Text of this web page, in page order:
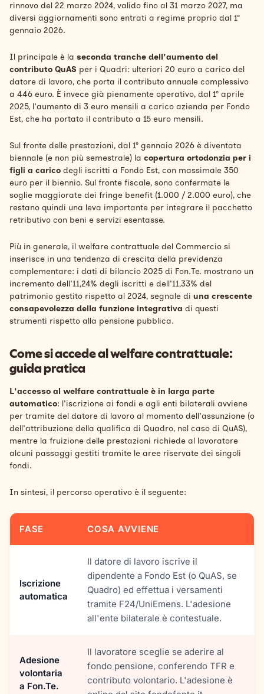
rinnovo del 22 marzo 2024, valido fino al 31 marzo 2027, ma
diversi aggiornamenti sono entrati a regime proprio dal 1°
gennaio 2026.
Il principale è la seconda tranche dell'aumento del
contributo QuAS per i Quadri: ulteriori 20 euro a carico del
datore di lavoro, che porta il contributo annuale complessivo
a 446 euro. È invece già pienamente operativo, dal 1° aprile
2025, l'aumento di 3 euro mensili a carico azienda per Fondo
Est, che ha portato il contributo a 15 euro mensili.
Sul fronte delle prestazioni, dal 1° gennaio 2026 è diventata
biennale (e non più semestrale) la copertura ortodonzia per i
figli a carico degli iscritti a Fondo Est, con massimale 350
euro per il biennio. Sul fronte fiscale, sono confermate le
soglie maggiorate dei fringe benefit (1.000 / 2.000 euro), che
restano quindi una leva importante per integrare il pacchetto
retributivo con beni e servizi esentasse.
Più in generale, il welfare contrattuale del Commercio si
inserisce in una tendenza di crescita della previdenza
complementare: i dati di bilancio 2025 di Fon.Te. mostrano un
incremento dell'11,24% degli iscritti e dell'11,33% del
patrimonio gestito rispetto al 2024, segnale di una crescente
consapevolezza della funzione integrativa di questi
strumenti rispetto alla pensione pubblica.
Come si accede al welfare contrattuale:
guida pratica
L'accesso al welfare contrattuale è in larga parte
automatico: l'iscrizione ai fondi e agli enti bilaterali avviene
per tramite del datore di lavoro al momento dell'assunzione (o
dell'attribuzione della qualifica di Quadro, nel caso di QuAS),
mentre la fruizione delle prestazioni richiede al lavoratore
alcuni passaggi gestiti tramite le aree riservate dei singoli
fondi.
In sintesi, il percorso operativo è il seguente:
FASE COSA AVVIENE
Iscrizione
automatica
Il datore di lavoro iscrive il
dipendente a Fondo Est (o QuAS, se
Quadro) ed effettua i versamenti
tramite F24/UniEmens. L'adesione
all'ente bilaterale è contestuale.
Adesione
volontaria
a Fon.Te.
Il lavoratore sceglie se aderire al
fondo pensione, conferendo TFR e
contributo volontario. L'adesione è